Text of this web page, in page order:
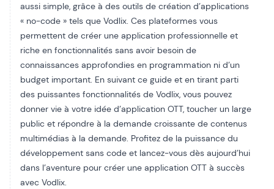
aussi simple, grâce à des outils de création d’applications
« no-code » tels que Vodlix. Ces plateformes vous
permettent de créer une application professionnelle et
riche en fonctionnalités sans avoir besoin de
connaissances approfondies en programmation ni d’un
budget important. En suivant ce guide et en tirant parti
des puissantes fonctionnalités de Vodlix, vous pouvez
donner vie à votre idée d’application OTT, toucher un large
public et répondre à la demande croissante de contenus
multimédias à la demande. Profitez de la puissance du
développement sans code et lancez-vous dès aujourd’hui
dans l’aventure pour créer une application OTT à succès
avec Vodlix.